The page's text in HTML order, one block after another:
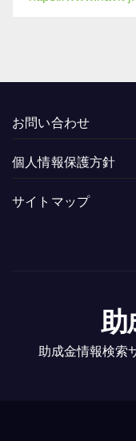
お問い合わせ
個人情報保護方針
サイトマップ
助
助成金情報検索